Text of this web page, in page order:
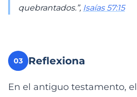
quebrantados.”, Isaías 57:15
03 Reflexiona
En el antiguo testamento,